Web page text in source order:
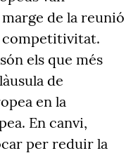
de la reunió
els que més
de
en la
En canvi,
per reduir la